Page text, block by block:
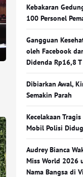
Kebakaran
100 Personel
Gangguan
oleh Facebook
Didenda Rp16,8 T
Dibiarkan Awal,
Semakin Parah
Kecelakaan
Mobil Polisi
Audrey Bianca
Miss World 2026
Nama Bangsa di